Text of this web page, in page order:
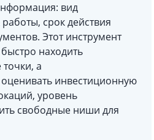
вид
срок действия
Этот инструмент
находить
а
инвестиционную
уровень
свободные ниши для